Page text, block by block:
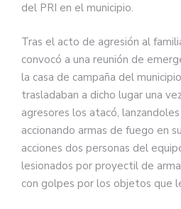
del PRI en el municipio.
Tras el acto de agresión al
convocó a una reunión de
la casa de campaña del
trasladaban a dicho lugar una
agresores los atacó,
accionando armas de fuego en
acciones dos personas del
lesionados por proyectil de
con golpes por los objetos que